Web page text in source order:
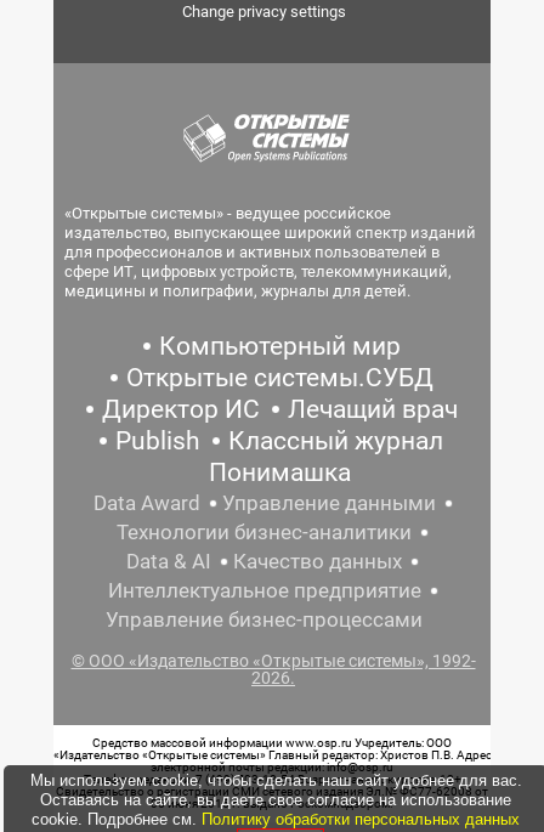
Change privacy settings
«Открытые системы» - ведущее российское
издательство, выпускающее широкий спектр изданий
для профессионалов и активных пользователей в
сфере ИТ, цифровых устройств, телекоммуникаций,
медицины и полиграфии, журналы для детей.
Компьютерный мир
Открытые системы.СУБД
Директор ИС
Лечащий врач
Publish
Классный журнал
Понимашка
Data Award
Управление данными
Технологии бизнес-аналитики
Data & AI
Качество данных
Интеллектуальное предприятие
Управление бизнес-процессами
© ООО «Издательство «Открытые системы», 1992-
2026.
Средство массовой информации www.osp.ru Учредитель: ООО
«Издательство «Открытые системы» Главный редактор: Христов П.В. Адрес
электронной почты редакции: info@osp.ru
Телефон редакции: 7 (499) 703-18-54 Возрастная маркировка: 12+
Свидетельство о регистрации СМИ сетевого издания Эл.№ ФС77-62008 от
05 июня 2015 г. выдано Роскомнадзором.
Мы используем cookie, чтобы сделать наш сайт удобнее для вас.
Оставаясь на сайте, вы даете свое согласие на использование
cookie. Подробнее см. Политику обработки персональных данных